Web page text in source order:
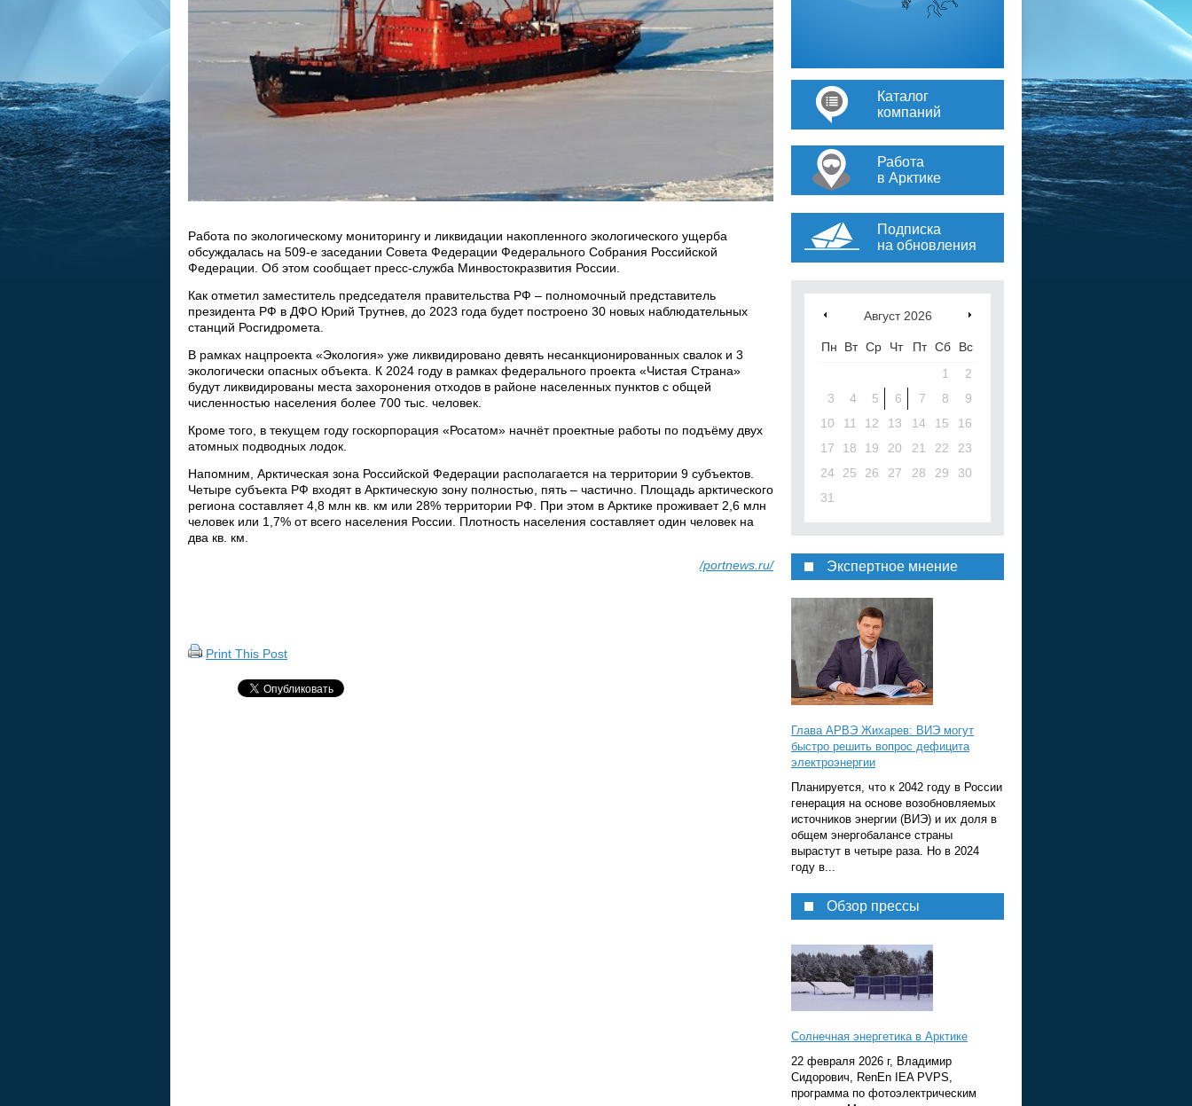
Работа по экологическому мониторингу и ликвидации накопленного экологического ущерба
обсуждалась на 509-е заседании Совета Федерации Федерального Собрания Российской
Федерации. Об этом сообщает пресс-служба Минвостокразвития России.
Как отметил заместитель председателя правительства РФ – полномочный представитель
президента РФ в ДФО Юрий Трутнев, до 2023 года будет построено 30 новых наблюдательных
станций Росгидромета.
В рамках нацпроекта «Экология» уже ликвидировано девять несанкционированных свалок и 3
экологически опасных объекта. К 2024 году в рамках федерального проекта «Чистая Страна»
будут ликвидированы места захоронения отходов в районе населенных пунктов с общей
численностью населения более 700 тыс. человек.
Кроме того, в текущем году госкорпорация «Росатом» начнёт проектные работы по подъёму двух
атомных подводных лодок.
Напомним, Арктическая зона Российской Федерации располагается на территории 9 субъектов.
Четыре субъекта РФ входят в Арктическую зону полностью, пять – частично. Площадь арктического
региона составляет 4,8 млн кв. км или 28% территории РФ. При этом в Арктике проживает 2,6 млн
человек или 1,7% от всего населения России. Плотность населения составляет один человек на
два кв. км.
/portnews.ru/
Print This Post
Каталог
компаний
Работа
в Арктике
Подписка
на обновления
Август 2026
Пн Вт Ср Чт Пт Сб
Вс
1
2
3
4 5 6 7 8
9
10
11 12 13 14 15
16
17
18 19 20 21 22
23
24
25 26 27 28 29
30
31
Экспертное мнение
Глава АРВЭ Жихарев: ВИЭ могут
быстро решить вопрос дефицита
электроэнергии
Планируется, что к 2042 году в России
генерация на основе возобновляемых
источников энергии (ВИЭ) и их доля в
общем энергобалансе страны
вырастут в четыре раза. Но в 2024
году в...
Обзор прессы
Солнечная энергетика в Арктике
22 февраля 2026 г, Владимир
Сидорович, RenEn IEA PVPS,
программа по фотоэлектрическим